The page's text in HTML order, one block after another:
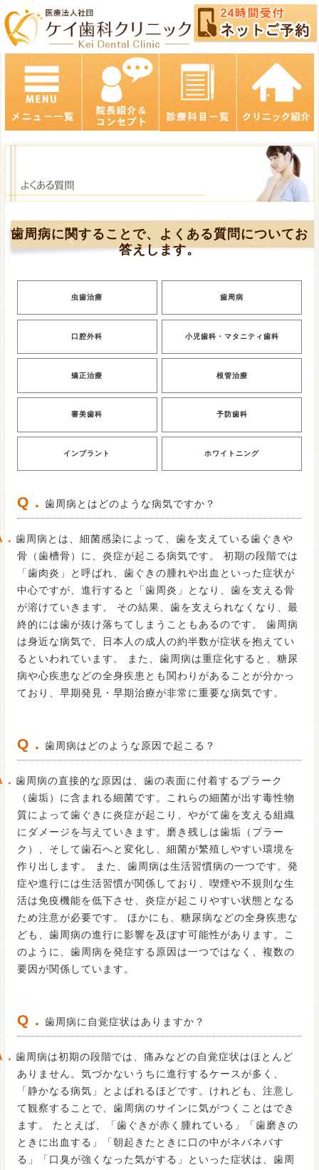
歯周病に関することで、よくある質問についてお
答えします。
虫歯治療 歯周病
口腔外科 小児歯科・マタニティ歯科
矯正治療 根管治療
審美歯科 予防歯科
インプラント ホワイトニング
Q．歯周病とはどのような病気ですか？
．歯周病とは、細菌感染によって、歯を支えている歯ぐきや
骨（歯槽骨）に、炎症が起こる病気です。 初期の段階では
「歯肉炎」と呼ばれ、歯ぐきの腫れや出血といった症状が
中心ですが、進行すると「歯周炎」となり、歯を支える骨
が溶けていきます。 その結果、歯を支えられなくなり、最
終的には歯が抜け落ちてしまうこともあるのです。 歯周病
は身近な病気で、日本人の成人の約半数が症状を抱えてい
るといわれています。 また、歯周病は重症化すると、糖尿
病や心疾患などの全身疾患とも関わりがあることが分かっ
ており、早期発見・早期治療が非常に重要な病気です。
Q．歯周病はどのような原因で起こる？
．歯周病の直接的な原因は、歯の表面に付着するプラーク
（歯垢）に含まれる細菌です。これらの細菌が出す毒性物
質によって歯ぐきに炎症が起こり、やがて歯を支える組織
にダメージを与えていきます。磨き残しは歯垢（プラー
ク）、そして歯石へと変化し、細菌が繁殖しやすい環境を
作り出します。 また、歯周病は生活習慣病の一つです。発
症や進行には生活習慣が関係しており、喫煙や不規則な生
活は免疫機能を低下させ、炎症が起こりやすい状態となる
ため注意が必要です。 ほかにも、糖尿病などの全身疾患な
ども、歯周病の進行に影響を及ぼす可能性があります。こ
のように、歯周病を発症する原因は一つではなく、複数の
要因が関係しています。
Q．歯周病に自覚症状はありますか？
．歯周病は初期の段階では、痛みなどの自覚症状はほとんど
ありません。気づかないうちに進行するケースが多く、
「静かなる病気」とよばれるほどです。けれども、注意し
て観察することで、歯周病のサインに気がつくことはでき
ます。 たとえば、「歯ぐきが赤く腫れている」「歯磨きの
ときに出血する」「朝起きたときに口の中がネバネバす
る」「口臭が強くなった気がする」といった症状は、歯周